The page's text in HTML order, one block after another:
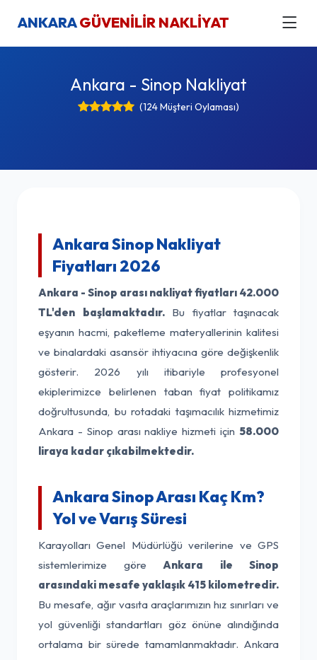
ANKARAGÜVENİLİR NAKLİYAT
Ankara - Sinop Nakliyat
(124 Müşteri Oylaması)
Ankara Sinop Nakliyat
Fiyatları 2026
Ankara - Sinop arası nakliyat fiyatları 42.000
TL'den başlamaktadır.Bu fiyatlar taşınacak
eşyanın hacmi, paketleme materyallerinin kalitesi
ve binalardaki asansör ihtiyacına göre değişkenlik
gösterir. 2026 yılı itibariyle profesyonel
ekiplerimizce belirlenen taban fiyat politikamız
doğrultusunda, bu rotadaki taşımacılık hizmetimiz
Ankara - Sinop arası nakliye hizmeti için 58.000
liraya kadar çıkabilmektedir.
Ankara Sinop Arası Kaç Km?
Yol ve Varış Süresi
Karayolları Genel Müdürlüğü verilerine ve GPS
sistemlerimize göre Ankara ile Sinop
arasındaki mesafe yaklaşık 415 kilometredir.
Bu mesafe, ağır vasıta araçlarımızın hız sınırları ve
yol güvenliği standartları göz önüne alındığında
ortalama bir sürede tamamlanmaktadır. Ankara